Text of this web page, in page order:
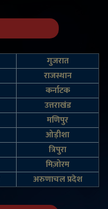
गुजरात
राजस्थान
कर्नाटक
उत्तराखंड
मणिपुर
ओड़ीशा
त्रिपुरा
मिज़ोरम
अरुणाचल प्रदेश